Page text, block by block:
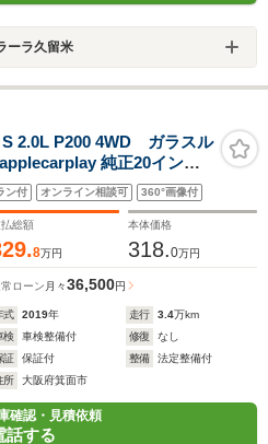
ーラ久留米
2.0L P200 4WD ガラスル
純正20インチ
ゲート 黒革 パワーシート
ーター ブラインド スポッ
キー
ン付 オンライン相談可 360°画像付
総額
8万円
本体価格
318.0万円
ローン 月々36,500円
式 2019年 走行 3.4万km
検
車検整備付 修復
なし
証
保証付 整備
法定整備付
所
大阪府箕面市
確認・見積依頼
話する